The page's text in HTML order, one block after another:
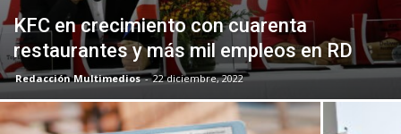
KFC en crecimiento con cuarenta
restaurantes y más mil empleos en RD
Redacción Multimedios - 22 diciembre, 2022